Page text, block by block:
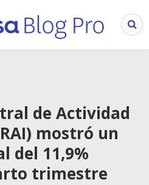
de Actividad
mostró un
del 11,9%
trimestre